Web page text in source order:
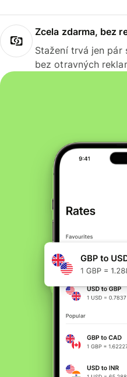
Zcela zdarma, bez
Stažení trvá jen pár
bez otravných